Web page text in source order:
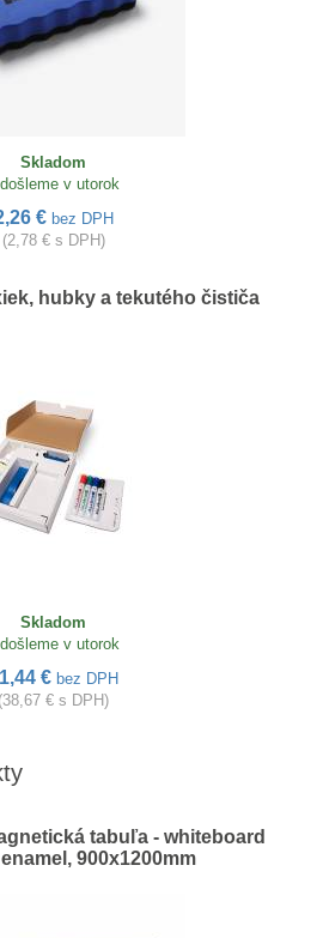
Skladom
v utorok
€ bez DPH
(2,78 € s DPH)
hubky a tekutého čističa
Skladom
v utorok
€ bez DPH
(38,67 € s DPH)
tabuľa - whiteboard
900x1200mm